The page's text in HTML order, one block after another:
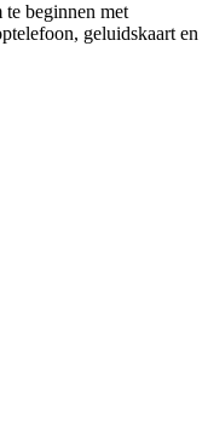
beginnen met
geluidskaart en